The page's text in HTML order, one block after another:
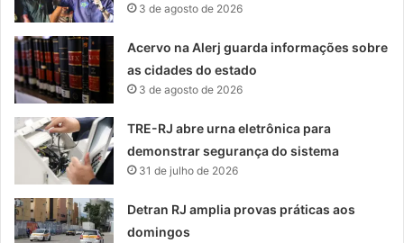
3 de agosto de 2026
Acervo na Alerj guarda informações sobre
as cidades do estado
3 de agosto de 2026
TRE-RJ abre urna eletrônica para
demonstrar segurança do sistema
31 de julho de 2026
Detran RJ amplia provas práticas aos
domingos